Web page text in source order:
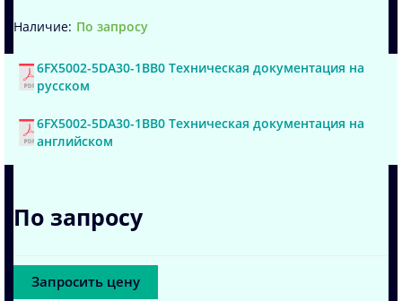
По запросу
6FX5002-5DA30-1BB0 Техническая документация на
русском
6FX5002-5DA30-1BB0 Техническая документация на
английском
По запросу
Запросить цену